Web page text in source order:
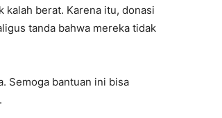
berat. Karena itu, donasi
tanda bahwa mereka tidak
Semoga bantuan ini bisa